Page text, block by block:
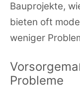
Bauprojekte,
bieten oft
weniger
Probleme